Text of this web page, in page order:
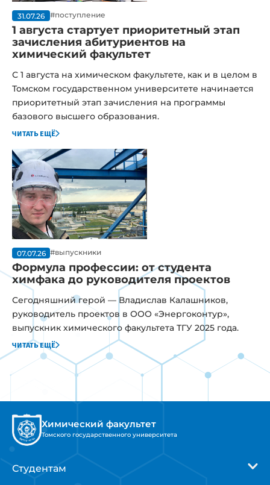
31.07.26 #поступление
1 августа стартует приоритетный этап
зачисления абитуриентов на
химический факультет
С 1 августа на химическом факультете, как и в целом в
Томском государственном университете начинается
приоритетный этап зачисления на программы
базового высшего образования.
читать ещё
07.07.26 #выпускники
Формула профессии: от студента
химфака до руководителя проектов
Сегодняшний герой — Владислав Калашников,
руководитель проектов в ООО «Энергоконтур»,
выпускник химического факультета ТГУ 2025 года.
читать ещё
Химический факультет
Томского государственного университета
Студентам